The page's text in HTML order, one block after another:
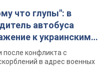
что глупы": в
автобуса
к украинским
за это.
после конфликта с
в адрес военных